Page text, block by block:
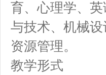
育、心理学、
与技术、机械
资源管理。
教学形式